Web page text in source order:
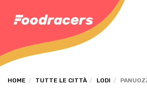
HOME TUTTE LE CITTÀ LODI